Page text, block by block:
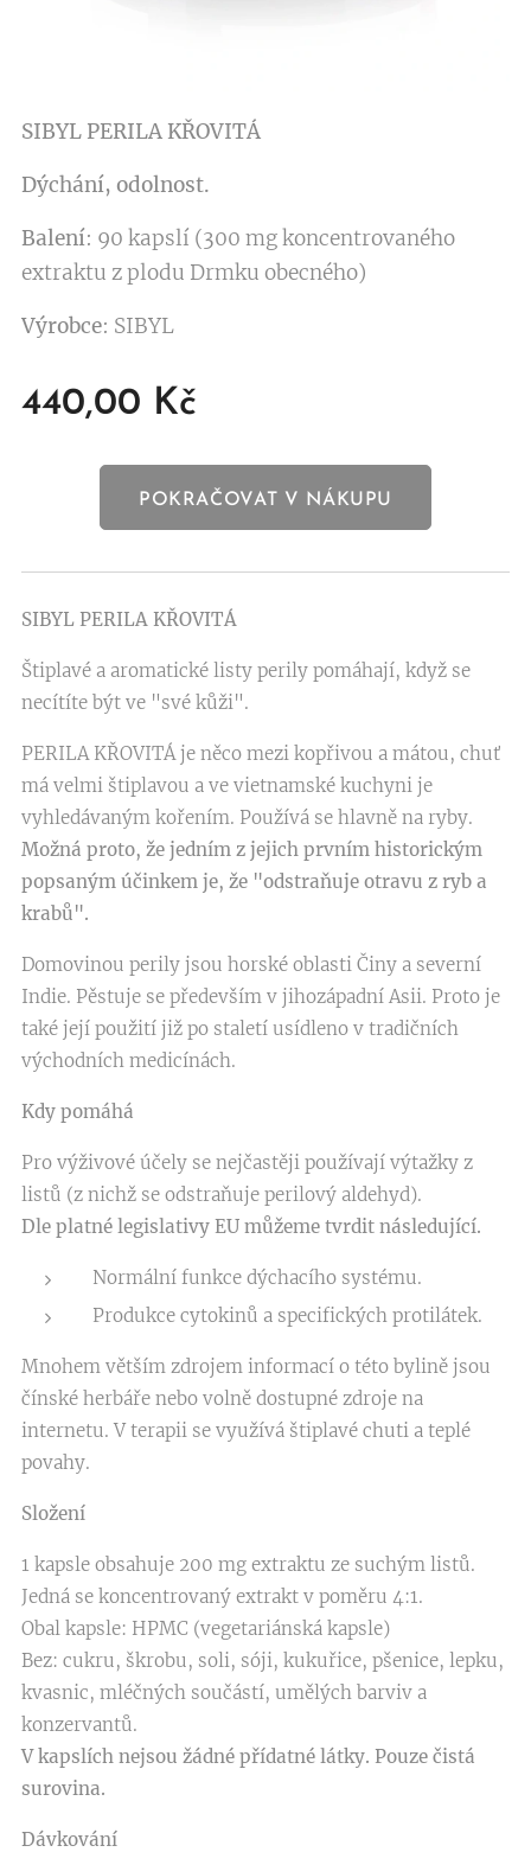
SIBYL PERILA KŘOVITÁ
Dýchání, odolnost.
Balení: 90 kapslí (300 mg koncentrovaného
extraktu z plodu Drmku obecného)
Výrobce: SIBYL
440,00 Kč
POKRAČOVAT V NÁKUPU
SIBYL PERILA KŘOVITÁ
Štiplavé a aromatické listy perily pomáhají, když se
necítíte být ve "své kůži".
PERILA KŘOVITÁ je něco mezi kopřivou a mátou, chuť
má velmi štiplavou a ve vietnamské kuchyni je
vyhledávaným kořením. Používá se hlavně na ryby.
Možná proto, že jedním z jejich prvním historickým
popsaným účinkem je, že "odstraňuje otravu z ryb a
krabů".
Domovinou perily jsou horské oblasti Činy a severní
Indie. Pěstuje se především v jihozápadní Asii. Proto je
také její použití již po staletí usídleno v tradičních
východních medicínách.
Kdy pomáhá
Pro výživové účely se nejčastěji používají výtažky z
listů (z nichž se odstraňuje perilový aldehyd).
Dle platné legislativy EU můžeme tvrdit následující.
Normální funkce dýchacího systému.
Produkce cytokinů a specifických protilátek.
Mnohem větším zdrojem informací o této bylině jsou
čínské herbáře nebo volně dostupné zdroje na
internetu. V terapii se využívá štiplavé chuti a teplé
povahy.
Složení
1 kapsle obsahuje 200 mg extraktu ze suchým listů.
Jedná se koncentrovaný extrakt v poměru 4:1.
Obal kapsle: HPMC (vegetariánská kapsle)
Bez: cukru, škrobu, soli, sóji, kukuřice, pšenice, lepku,
kvasnic, mléčných součástí, umělých barviv a
konzervantů.
V kapslích nejsou žádné přídatné látky. Pouze čistá
surovina.
Dávkování